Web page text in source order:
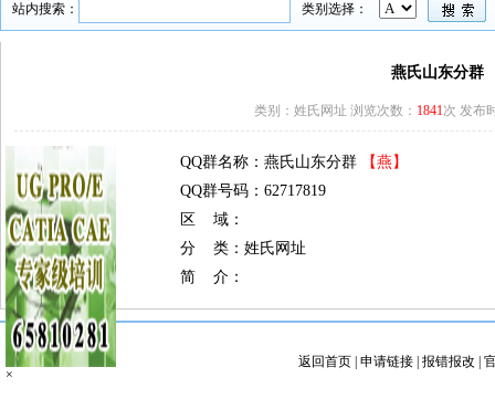
×
站内搜索： 类别选择：
燕氏山东分群
类别：姓氏网址 浏览次数： 1841次 发布
QQ群名称：燕氏山东分群
【燕】
QQ群号码：62717819
区 域：
分 类：姓氏网址
简 介：
返回首页| 申请链接| 报错报改